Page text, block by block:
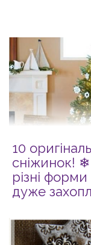
10
сніжинок!
різні
дуже